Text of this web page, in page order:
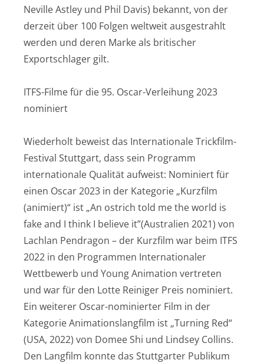
Neville Astley und Phil Davis) bekannt, von der
derzeit über 100 Folgen weltweit ausgestrahlt
werden und deren Marke als britischer
Exportschlager gilt.
ITFS-Filme für die 95. Oscar-Verleihung 2023
nominiert
Wiederholt beweist das Internationale Trickfilm-
Festival Stuttgart, dass sein Programm
internationale Qualität aufweist: Nominiert für
einen Oscar 2023 in der Kategorie „Kurzfilm
(animiert)“ ist „An ostrich told me the world is
fake and I think I believe it”(Australien 2021) von
Lachlan Pendragon – der Kurzfilm war beim ITFS
2022 in den Programmen Internationaler
Wettbewerb und Young Animation vertreten
und war für den Lotte Reiniger Preis nominiert.
Ein weiterer Oscar-nominierter Film in der
Kategorie Animationslangfilm ist „Turning Red“
(USA, 2022) von Domee Shi und Lindsey Collins.
Den Langfilm konnte das Stuttgarter Publikum